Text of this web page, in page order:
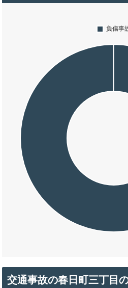
交通事故の春日町三丁目